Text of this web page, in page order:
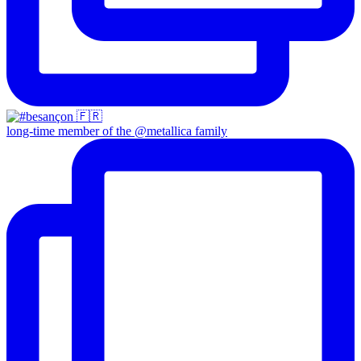
long-time member of the @metallica family